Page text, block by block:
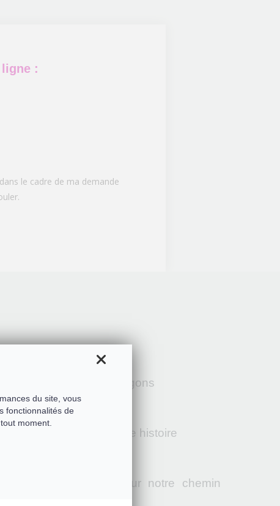
:
le cadre de ma demande
histoire avec les Dragons
blessures liées à cette histoire
avec les Dragons sur notre chemin
du site, vous
fonctionnalités de
moment.